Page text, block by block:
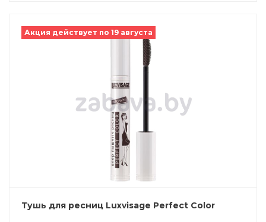
Акция действует по 19 августа
Тушь для ресниц Luxvisage Perfect Color